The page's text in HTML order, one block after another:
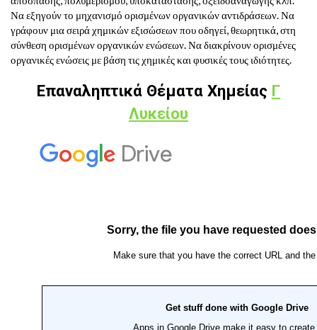
Να εξηγούν το μηχανισμό ορισμένων οργανικών αντιδράσεων. Να
γράφουν μια σειρά χημικών εξισώσεων που οδηγεί, θεωρητικά, στη
σύνθεση ορισμένων οργανικών ενώσεων. Να διακρίνουν ορισμένες
οργανικές ενώσεις με βάση τις χημικές και φυσικές τους ιδιότητες.
Επαναληπτικά Θέματα Χημείας Γ
Λυκείου